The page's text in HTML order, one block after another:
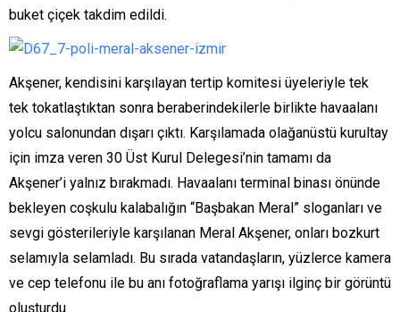
buket çiçek takdim edildi.
Akşener, kendisini karşılayan tertip komitesi üyeleriyle tek
tek tokatlaştıktan sonra beraberindekilerle birlikte havaalanı
yolcu salonundan dışarı çıktı. Karşılamada olağanüstü kurultay
için imza veren 30 Üst Kurul Delegesi’nin tamamı da
Akşener’i yalnız bırakmadı. Havaalanı terminal binası önünde
bekleyen coşkulu kalabalığın “Başbakan Meral” sloganları ve
sevgi gösterileriyle karşılanan Meral Akşener, onları bozkurt
selamıyla selamladı. Bu sırada vatandaşların, yüzlerce kamera
ve cep telefonu ile bu anı fotoğraflama yarışı ilginç bir görüntü
oluşturdu.